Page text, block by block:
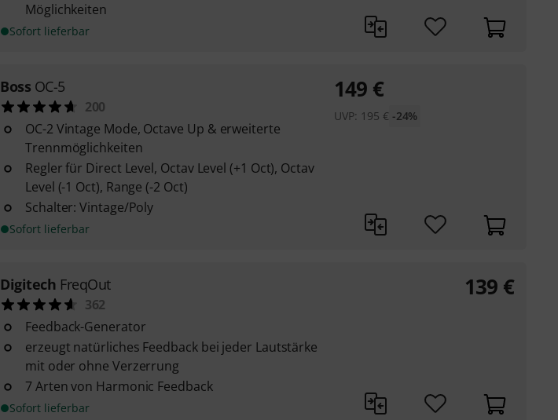
Möglichkeiten
Sofort lieferbar
Boss OC-5
200
OC-2 Vintage Mode, Octave Up & erweiterte
Trennmöglichkeiten
Regler für Direct Level, Octav Level (+1 Oct), Octav
Level (-1 Oct), Range (-2 Oct)
Schalter: Vintage/Poly
Sofort lieferbar
149 €
UVP: 195 € -24%
Digitech FreqOut
362
Feedback-Generator
erzeugt natürliches Feedback bei jeder Lautstärke
mit oder ohne Verzerrung
7 Arten von Harmonic Feedback
Sofort lieferbar
139 €